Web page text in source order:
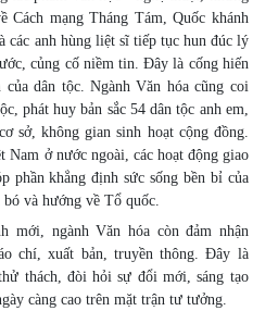
Cách mạng Tháng Tám, Quốc khánh
các anh hùng liệt sĩ tiếp tục hun đúc lý
củng cố niềm tin. Đây là cống hiến
dân tộc. Ngành Văn hóa cũng coi
phát huy bản sắc 54 dân tộc anh em,
sở, không gian sinh hoạt cộng đồng.
ở nước ngoài, các hoạt động giao
phần khẳng định sức sống bền bỉ của
và hướng về Tổ quốc.
mới, ngành Văn hóa còn đảm nhận
chí, xuất bản, truyền thông. Đây là
thách, đòi hỏi sự đổi mới, sáng tạo
càng cao trên mặt trận tư tưởng.